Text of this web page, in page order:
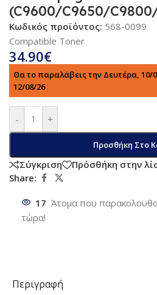
(C9600/C9650/
Κωδικός προϊόντος: 568-0099
Compatible Toner
34.90€
Θα το παραλάβεις την Δευτέρα, 10/
12/08/26
- +
Προσθήκη Στο
Σύγκριση
Πρόσθήκη στην
Share:
17 Άτομα που
τώρα!
Περιγραφή